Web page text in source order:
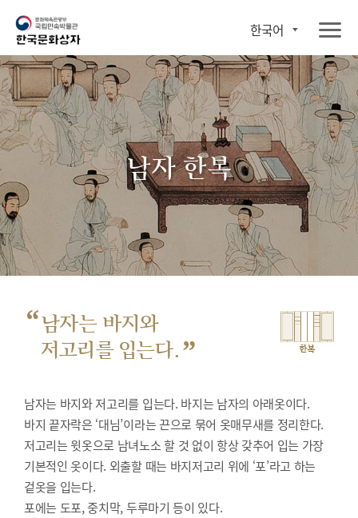
한국어
남자 한복
“남자는 바지와
저고리를 입는다. ” 한복
남자는 바지와 저고리를 입는다. 바지는 남자의 아래옷이다.
바지 끝자락은 ‘대님’이라는 끈으로 묶어 옷매무새를 정리한다.
저고리는 윗옷으로 남녀노소 할 것 없이 항상 갖추어 입는 가장
기본적인 옷이다. 외출할 때는 바지저고리 위에 ‘포’라고 하는
겉옷을 입는다.
포에는 도포, 중치막, 두루마기 등이 있다.